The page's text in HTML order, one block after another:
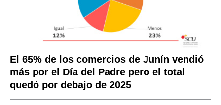
El 65% de los comercios de Junín vendió
más por el Día del Padre pero el total
quedó por debajo de 2025